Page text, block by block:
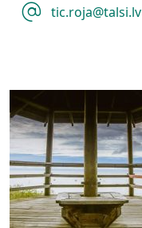
tic.roja@talsi.lv